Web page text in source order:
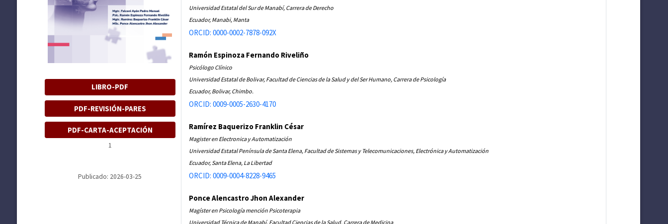
LIBRO-PDF
PDF-REVISIÓN-PARES
PDF-CARTA-ACEPTACIÓN
1
Publicado: 2026-03-25
Universidad Estatal del Sur de Manabí, Carrera de Derecho
Ecuador, Manabi, Manta
ORCID: 0000-0002-7878-092X
Ramón Espinoza Fernando Riveliño
Psicólogo Clínico
Universidad Estatal de Bolivar, Facultad de Ciencias de la Salud y del Ser Humano, Carrera de Psicología
Ecuador, Bolivar, Chimbo.
ORCID: 0009-0005-2630-4170
Ramírez Baquerizo Franklin César
Magister en Electronica y Automatización
Universidad Estatal Península de Santa Elena, Facultad de Sistemas y Telecomunicaciones, Electrónica y Automatización
Ecuador, Santa Elena, La Libertad
ORCID: 0009-0004-8228-9465
Ponce Alencastro Jhon Alexander
Magíster en Psicología mención Psicoterapia
Universidad Técnica de Manabí, Facultad Ciencias de la Salud, Carrera de Medicina